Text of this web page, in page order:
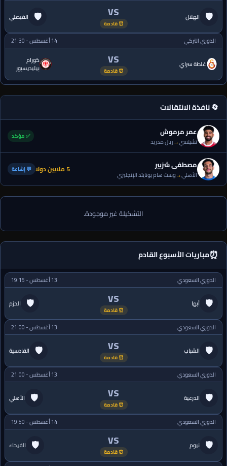
🛡 الهلال VS
⏰ قادمة
الفيصلي 🛡
الدوري التركي 14 أغسطس - 21:30
غلطة سراي VS
⏰ قادمة
كورام
بيليديسبور
🔄 نافذة الانتقالات
عمر مرموش
تشيلسي→ريال مدريد
✅ مؤكد
مصطفى شزبير
الأهلي→وست هام يونايتد الإنجليزي 5 ملايين دولا 💬 إشاعة
التشكيلة غير موجودة.
⏰مباريات الأسبوع القادم
الدوري السعودي 13 أغسطس - 19:15
🛡 أبها VS
⏰ قادمة
الحزم 🛡
الدوري السعودي 13 أغسطس - 21:00
🛡 الشباب VS
⏰ قادمة
القادسية 🛡
الدوري السعودي 13 أغسطس - 21:00
🛡 الدرعية VS
⏰ قادمة
الأهلي 🛡
الدوري السعودي 14 أغسطس - 19:50
🛡 نيوم VS
⏰ قادمة
الفيحاء 🛡